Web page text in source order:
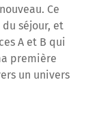
Ce
du séjour, et
A et B qui
première
un univers